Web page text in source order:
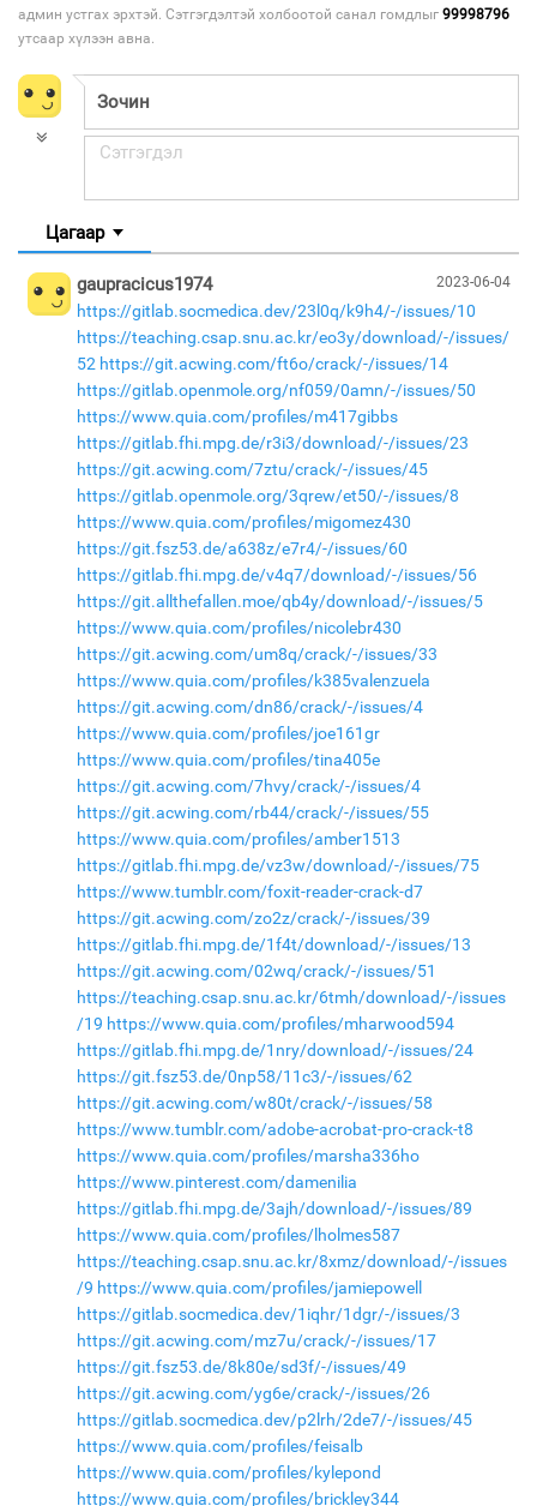
админ устгах эрхтэй. Сэтгэгдэлтэй холбоотой санал гомдлыг 99998796
утсаар хүлээн авна.
Цагаар
2023-06-04
gaupracicus1974
https://gitlab.socmedica.dev/23l0q/k9h4/-/issues/10
https://teaching.csap.snu.ac.kr/eo3y/download/-/issues/
52 https://git.acwing.com/ft6o/crack/-/issues/14
https://gitlab.openmole.org/nf059/0amn/-/issues/50
https://www.quia.com/profiles/m417gibbs
https://gitlab.fhi.mpg.de/r3i3/download/-/issues/23
https://git.acwing.com/7ztu/crack/-/issues/45
https://gitlab.openmole.org/3qrew/et50/-/issues/8
https://www.quia.com/profiles/migomez430
https://git.fsz53.de/a638z/e7r4/-/issues/60
https://gitlab.fhi.mpg.de/v4q7/download/-/issues/56
https://git.allthefallen.moe/qb4y/download/-/issues/5
https://www.quia.com/profiles/nicolebr430
https://git.acwing.com/um8q/crack/-/issues/33
https://www.quia.com/profiles/k385valenzuela
https://git.acwing.com/dn86/crack/-/issues/4
https://www.quia.com/profiles/joe161gr
https://www.quia.com/profiles/tina405e
https://git.acwing.com/7hvy/crack/-/issues/4
https://git.acwing.com/rb44/crack/-/issues/55
https://www.quia.com/profiles/amber1513
https://gitlab.fhi.mpg.de/vz3w/download/-/issues/75
https://www.tumblr.com/foxit-reader-crack-d7
https://git.acwing.com/zo2z/crack/-/issues/39
https://gitlab.fhi.mpg.de/1f4t/download/-/issues/13
https://git.acwing.com/02wq/crack/-/issues/51
https://teaching.csap.snu.ac.kr/6tmh/download/-/issues
/19 https://www.quia.com/profiles/mharwood594
https://gitlab.fhi.mpg.de/1nry/download/-/issues/24
https://git.fsz53.de/0np58/11c3/-/issues/62
https://git.acwing.com/w80t/crack/-/issues/58
https://www.tumblr.com/adobe-acrobat-pro-crack-t8
https://www.quia.com/profiles/marsha336ho
https://www.pinterest.com/damenilia
https://gitlab.fhi.mpg.de/3ajh/download/-/issues/89
https://www.quia.com/profiles/lholmes587
https://teaching.csap.snu.ac.kr/8xmz/download/-/issues
/9 https://www.quia.com/profiles/jamiepowell
https://gitlab.socmedica.dev/1iqhr/1dgr/-/issues/3
https://git.acwing.com/mz7u/crack/-/issues/17
https://git.fsz53.de/8k80e/sd3f/-/issues/49
https://git.acwing.com/yg6e/crack/-/issues/26
https://gitlab.socmedica.dev/p2lrh/2de7/-/issues/45
https://www.quia.com/profiles/feisalb
https://www.quia.com/profiles/kylepond
https://www.quia.com/profiles/brickley344